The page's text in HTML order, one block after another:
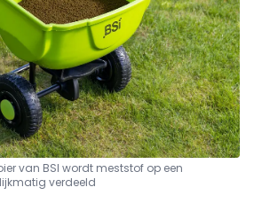
van BSI wordt meststof op een
verdeeld